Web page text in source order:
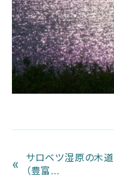
«
サロベツ湿原の木道
（豊富...